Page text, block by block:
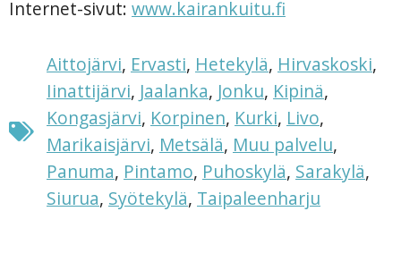
Internet-sivut: www.kairankuitu.fi
Aittojärvi, Ervasti, Hetekylä, Hirvaskoski,
Iinattijärvi, Jaalanka, Jonku, Kipinä,
Kongasjärvi, Korpinen, Kurki, Livo,
Marikaisjärvi, Metsälä, Muu palvelu,
Panuma, Pintamo, Puhoskylä, Sarakylä,
Siurua, Syötekylä, Taipaleenharju